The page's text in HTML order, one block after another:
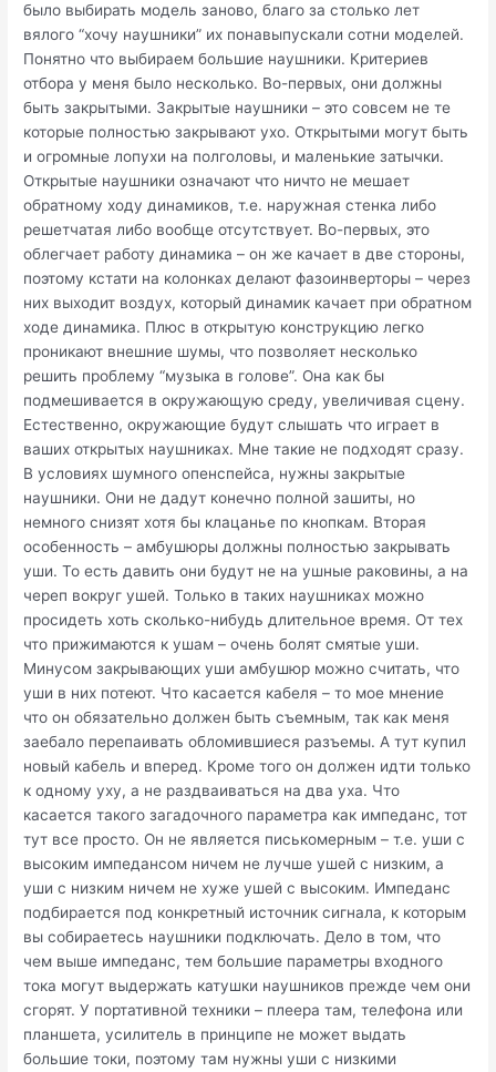
было выбирать модель заново, благо за столько лет
вялого “хочу наушники” их понавыпускали сотни моделей.
Понятно что выбираем большие наушники. Критериев
отбора у меня было несколько. Во-первых, они должны
быть закрытыми. Закрытые наушники – это совсем не те
которые полностью закрывают ухо. Открытыми могут быть
и огромные лопухи на полголовы, и маленькие затычки.
Открытые наушники означают что ничто не мешает
обратному ходу динамиков, т.е. наружная стенка либо
решетчатая либо вообще отсутствует. Во-первых, это
облегчает работу динамика – он же качает в две стороны,
поэтому кстати на колонках делают фазоинверторы – через
них выходит воздух, который динамик качает при обратном
ходе динамика. Плюс в открытую конструкцию легко
проникают внешние шумы, что позволяет несколько
решить проблему “музыка в голове”. Она как бы
подмешивается в окружающую среду, увеличивая сцену.
Естественно, окружающие будут слышать что играет в
ваших открытых наушниках. Мне такие не подходят сразу.
В условиях шумного опенспейса, нужны закрытые
наушники. Они не дадут конечно полной зашиты, но
немного снизят хотя бы клацанье по кнопкам. Вторая
особенность – амбушюры должны полностью закрывать
уши. То есть давить они будут не на ушные раковины, а на
череп вокруг ушей. Только в таких наушниках можно
просидеть хоть сколько-нибудь длительное время. От тех
что прижимаются к ушам – очень болят смятые уши.
Минусом закрывающих уши амбушюр можно считать, что
уши в них потеют. Что касается кабеля – то мое мнение
что он обязательно должен быть съемным, так как меня
заебало перепаивать обломившиеся разъемы. А тут купил
новый кабель и вперед. Кроме того он должен идти только
к одному уху, а не раздваиваться на два уха. Что
касается такого загадочного параметра как импеданс, тот
тут все просто. Он не является писькомерным – т.е. уши с
высоким импедансом ничем не лучше ушей с низким, а
уши с низким ничем не хуже ушей с высоким. Импеданс
подбирается под конкретный источник сигнала, к которым
вы собираетесь наушники подключать. Дело в том, что
чем выше импеданс, тем большие параметры входного
тока могут выдержать катушки наушников прежде чем они
сгорят. У портативной техники – плеера там, телефона или
планшета, усилитель в принципе не может выдать
большие токи, поэтому там нужны уши с низкими